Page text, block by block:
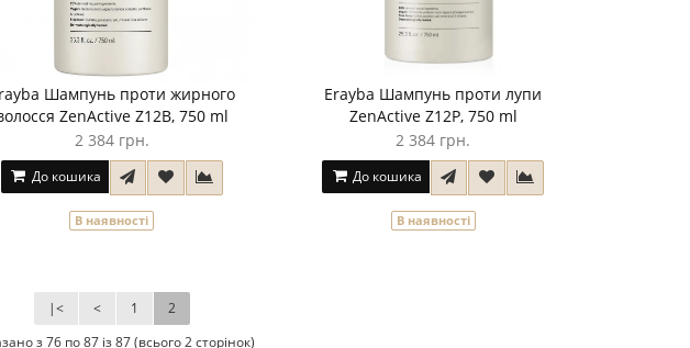
Шампунь проти жирного
ZenActive Z12B, 750 ml
2 384 грн.
До кошика
В наявності
Erayba Шампунь проти лупи
ZenActive Z12P, 750 ml
2 384 грн.
До кошика
В наявності
|< < 1 2
з 76 по 87 із 87 (всього 2 сторінок)